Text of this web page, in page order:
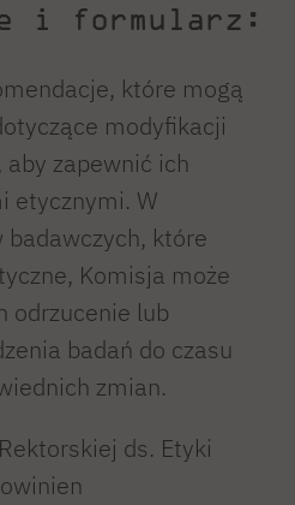
i formularz:
które mogą
modyfikacji
zapewnić ich
etycznymi. W
które
Komisja może
odrzucenie lub
badań do czasu
zmian.
ds. Etyki